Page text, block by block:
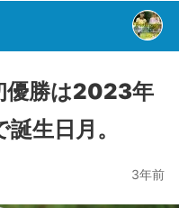
優勝は2023年
生日月。
3年前